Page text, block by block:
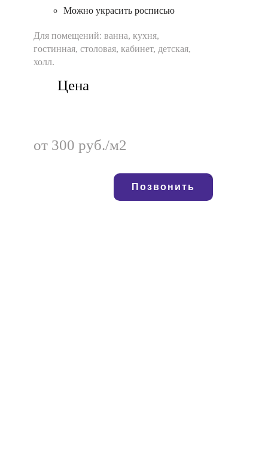
Можно украсить росписью
Для помещений: ванна, кухня,
гостинная, столовая, кабинет, детская,
холл.
Цена
от 300 руб./м2
Позвонить